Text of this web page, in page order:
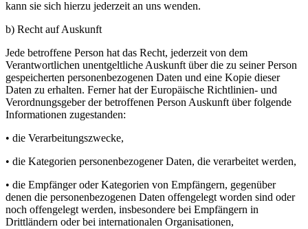
kann sie sich hierzu jederzeit an uns wenden.
b) Recht auf Auskunft
Jede betroffene Person hat das Recht, jederzeit von dem
Verantwortlichen unentgeltliche Auskunft über die zu seiner Person
gespeicherten personenbezogenen Daten und eine Kopie dieser
Daten zu erhalten. Ferner hat der Europäische Richtlinien- und
Verordnungsgeber der betroffenen Person Auskunft über folgende
Informationen zugestanden:
• die Verarbeitungszwecke,
• die Kategorien personenbezogener Daten, die verarbeitet werden,
• die Empfänger oder Kategorien von Empfängern, gegenüber
denen die personenbezogenen Daten offengelegt worden sind oder
noch offengelegt werden, insbesondere bei Empfängern in
Drittländern oder bei internationalen Organisationen,